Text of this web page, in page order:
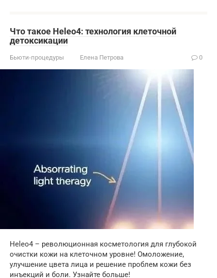
Что такое Heleo4: технология клеточной
детоксикации
Бьюти-процедуры Елена Петрова 0
Heleo4 – революционная косметология для глубокой
очистки кожи на клеточном уровне! Омоложение,
улучшение цвета лица и решение проблем кожи без
инъекций и боли. Узнайте больше!